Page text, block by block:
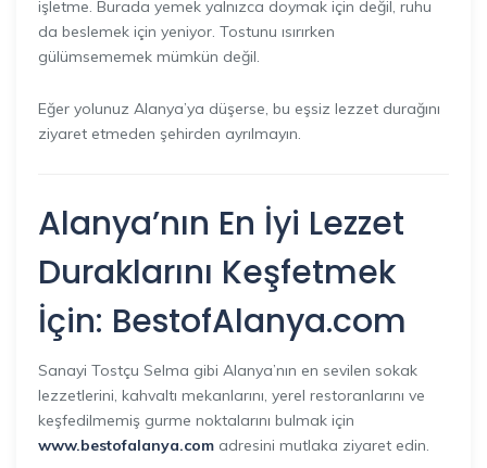
işletme. Burada yemek yalnızca doymak için değil, ruhu
da beslemek için yeniyor. Tostunu ısırırken
gülümsememek mümkün değil.
Eğer yolunuz Alanya’ya düşerse, bu eşsiz lezzet durağını
ziyaret etmeden şehirden ayrılmayın.
Alanya’nın En İyi Lezzet
Duraklarını Keşfetmek
İçin: BestofAlanya.com
Sanayi Tostçu Selma gibi Alanya’nın en sevilen sokak
lezzetlerini, kahvaltı mekanlarını, yerel restoranlarını ve
keşfedilmemiş gurme noktalarını bulmak için
www.bestofalanya.com adresini mutlaka ziyaret edin.